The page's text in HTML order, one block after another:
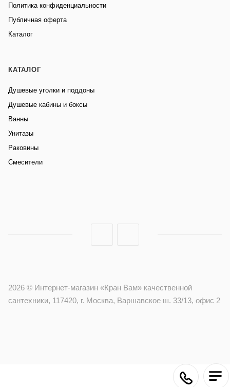
Политика конфиденциальности
Публичная оферта
Каталог
КАТАЛОГ
Душевые уголки и поддоны
Душевые кабины и боксы
Ванны
Унитазы
Раковины
Смесители
2026 © Интернет-магазин «Кран Вам» качественной
сантехники, 117420, г. Москва, Варшавское ш. 33/13, офис 2